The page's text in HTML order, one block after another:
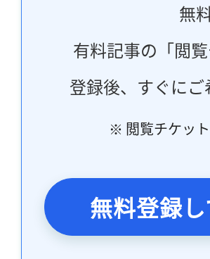
無
有料記事の「閲
登録後、すぐに
※ 閲覧チケッ
無料登録